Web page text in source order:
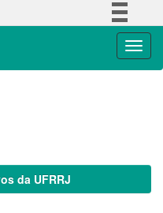
da UFRRJ